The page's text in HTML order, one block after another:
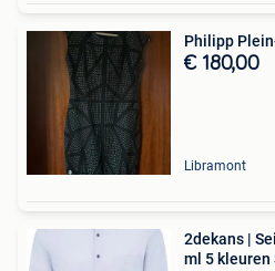
Philipp
€ 180,00
Libramont
2dekans |
ml 5 kleuren